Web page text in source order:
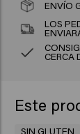
ENVÍO
LOS
CERCA
Este
SIN GLUTEN